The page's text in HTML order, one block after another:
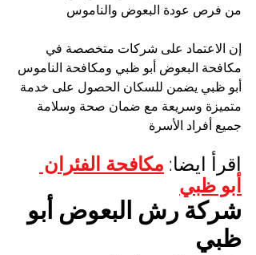
من فرص عودة البعوض والناموس
إن الاعتماد على شركات متخصصة في
مكافحة البعوض أبو ظبي ومكافحة الناموس
أبو ظبي يضمن للسكان الحصول على خدمة
متميزة وسريعة مع ضمان صحة وسلامة
جميع أفراد الأسرة
اقرأ ايضا: مكافحة الفئران
أبو ظبي
شركة رش البعوض أبو
ظبي